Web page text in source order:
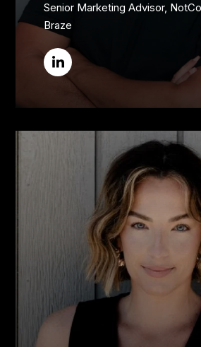
Senior Marketing Advisor,
Braze